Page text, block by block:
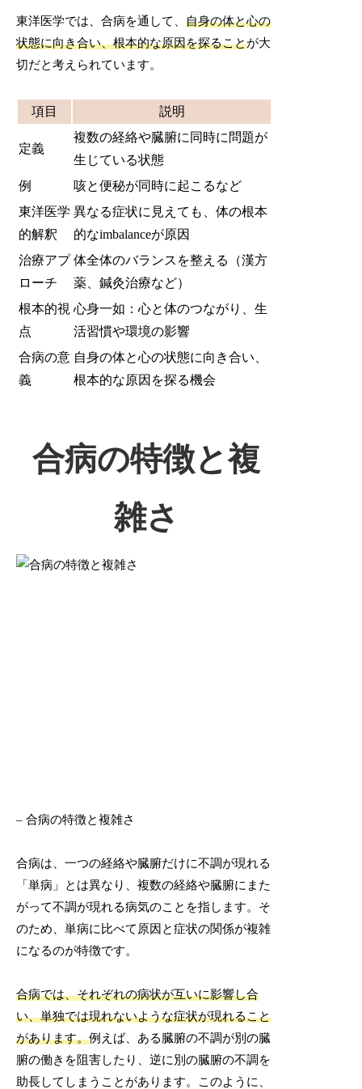
東洋医学では、合病を通して、自身の体と心の
状態に向き合い、根本的な原因を探ることが大
切だと考えられています。
項目 説明
定義
複数の経絡や臓腑に同時に問題が
生じている状態
例
咳と便秘が同時に起こるなど
東洋医学
的解釈
異なる症状に見えても、体の根本
的なimbalanceが原因
治療アプ
ローチ
体全体のバランスを整える（漢方
薬、鍼灸治療など）
根本的視
点
心身一如：心と体のつながり、生
活習慣や環境の影響
合病の意
義
自身の体と心の状態に向き合い、
根本的な原因を探る機会
合病の特徴と複
雑さ
– 合病の特徴と複雑さ
合病は、一つの経絡や臓腑だけに不調が現れる
「単病」とは異なり、複数の経絡や臓腑にまた
がって不調が現れる病気のことを指します。そ
のため、単病に比べて原因と症状の関係が複雑
になるのが特徴です。
合病では、それぞれの病状が互いに影響し合
い、単独では現れないような症状が現れること
があります。例えば、ある臓腑の不調が別の臓
腑の働きを阻害したり、逆に別の臓腑の不調を
助長してしまうことがあります。このように、